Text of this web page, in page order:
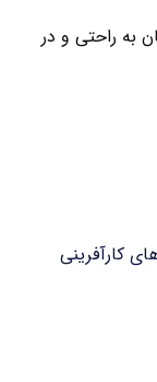
به راحتی و در
کارآفرینی